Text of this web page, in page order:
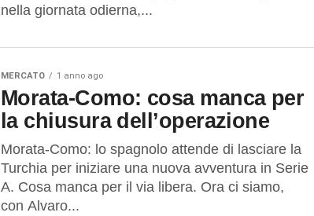
nella giornata odierna,...
MERCATO 1 anno ago
Morata-Como: cosa manca per
la chiusura dell’operazione
Morata-Como: lo spagnolo attende di lasciare la
Turchia per iniziare una nuova avventura in Serie
A. Cosa manca per il via libera. Ora ci siamo,
con Alvaro...